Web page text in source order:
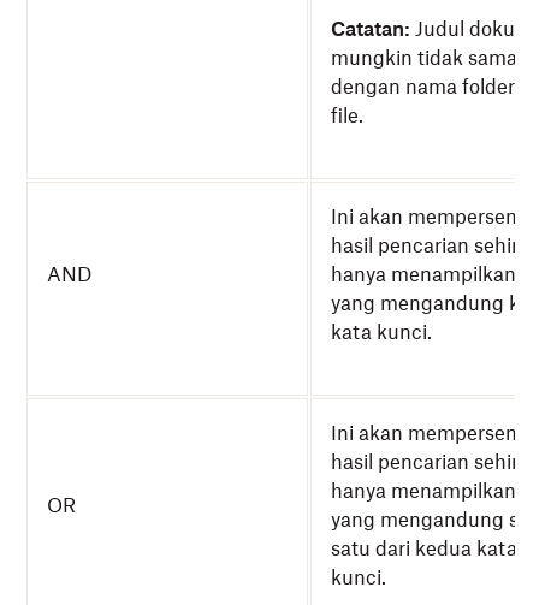
Catatan: Judul
mungkin tidak sama
dengan nama folder
file.
AND
Ini akan
hasil pencarian
hanya menampilkan
yang mengandung
kata kunci.
OR
Ini akan
hasil pencarian
hanya menampilkan
yang mengandung
satu dari kedua kata
kunci.